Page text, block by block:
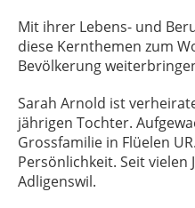
Mit ihrer Lebens- und
diese Kernthemen zum
Bevölkerung
Sarah Arnold ist
jährigen Tochter.
Grossfamilie in Flüelen
Persönlichkeit. Seit vielen
Adligenswil.